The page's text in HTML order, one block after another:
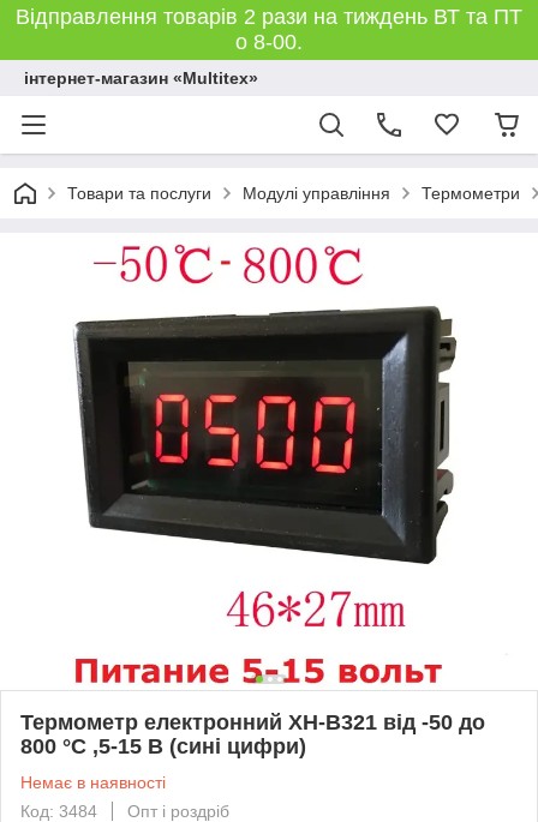
Відправлення товарів 2 рази на тиждень ВТ та ПТ
о 8-00.
інтернет-магазин «Multitex»
Товари та послуги Модулі управління Термометри
Термометр електронний XH-B321 від -50 до
800 °C ,5-15 В (сині цифри)
Немає в наявності
Код: 3484
Опт і роздріб